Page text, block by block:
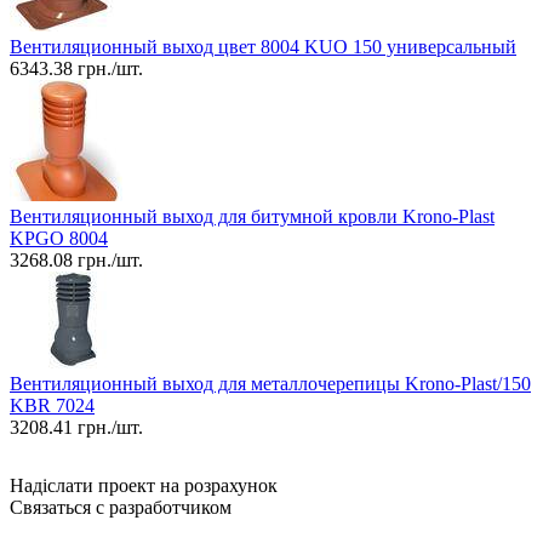
Вентиляционный выход цвет 8004 KUO 150 универсальный
6343.38 грн./шт.
Вентиляционный выход для битумной кровли Krono-Plast
KPGO 8004
3268.08 грн./шт.
Вентиляционный выход для металлочерепицы Krono-Plast/150
KBR 7024
3208.41 грн./шт.
Надіслати проект на розрахунок
Связаться с разработчиком